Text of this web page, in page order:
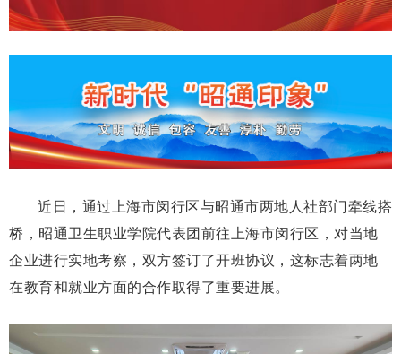
近日，通过上海市闵行区与昭通市两地人社部门牵线搭
桥，昭通卫生职业学院代表团前往上海市闵行区，对当地
企业进行实地考察，双方签订了开班协议，这标志着两地
在教育和就业方面的合作取得了重要进展。